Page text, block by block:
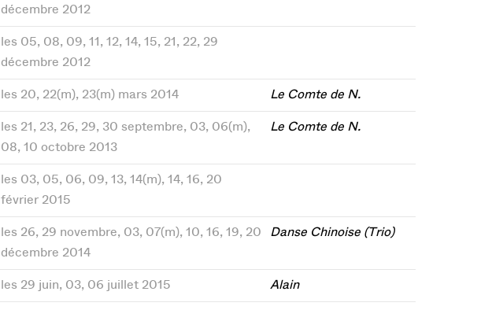
décembre 2012
les 05, 08, 09, 11, 12, 14, 15, 21, 22, 29
décembre 2012
les 20, 22(m), 23(m) mars 2014 Le Comte de N.
les 21, 23, 26, 29, 30 septembre, 03, 06(m),
08, 10 octobre 2013
Le Comte de N.
les 03, 05, 06, 09, 13, 14(m), 14, 16, 20
février 2015
les 26, 29 novembre, 03, 07(m), 10, 16, 19, 20
décembre 2014
Danse Chinoise (Trio)
les 29 juin, 03, 06 juillet 2015 Alain